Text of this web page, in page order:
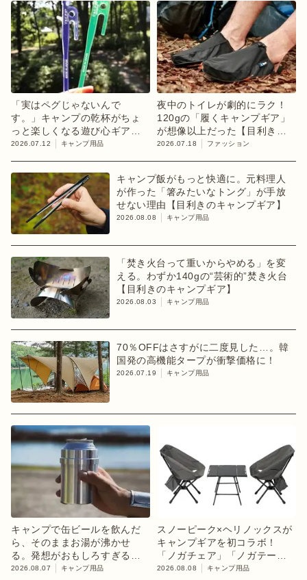
「実はペグじゃないんで
す。」キャンプの乾杯がちょ
っと楽しくなる遊び心ギア
【目利きのキャンプギア】
2026.07.12 キャンプ用品
夜中のトイレが劇的にラク！
120gの「履くキャンプギア」
が想像以上だった【目利きの
キャンプギア】
2026.07.18 ファッション
キャンプ飯がもっと快適に。元料理人
が作った「箸みたいなトング」が手放
せない理由【目利きのキャンプギア】
2026.08.08 キャンプ用品
「焚き火台って重いからやめる」を変
える。わずか140gの“芸術的”焚き火台
【目利きのキャンプギア】
2026.08.03 キャンプ用品
70％OFFはさすがに二度見した…。韓
国発の高機能タープが衝撃価格に！
2026.07.19 キャンプ用品
キャンプで缶ビールを飲んだ
ら、そのままお湯が沸かせ
る。発想がおもしろすぎるギ
ア【目利きのキャンプギア】
2026.08.07 キャンプ用品
スノーピーク×ヘリノックスが
キャンプギアを初コラボ！
「ノガチェア」「ノガテーブ
ル」を8月13日に発売
2026.08.08 キャンプ用品